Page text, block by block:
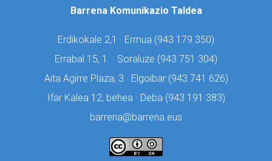
Barrena Komunikazio Taldea
Erdikokale 2,1 · Ermua (943 179 350)
Errabal 15, 1. · Soraluze (943 751 304)
Aita Agirre Plaza, 3 · Elgoibar (943 741 626)
Ifar Kalea 12, behea · Deba (943 191 383)
barrena@barrena.eus